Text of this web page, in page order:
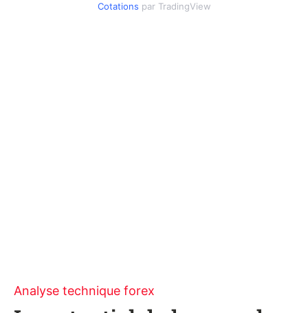
Cotations par TradingView
Analyse technique forex